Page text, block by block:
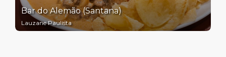
Bar do Alemão (Santana)
Lauzane Paulista